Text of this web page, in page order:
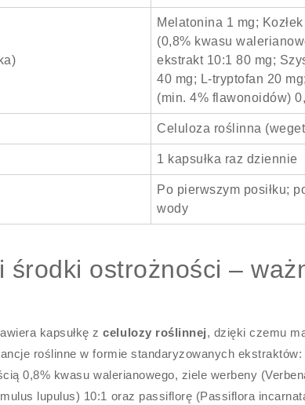
Melatonina 1 mg;
(0,8% kwasu
ekstrakt 10:1 80 mg;
40 mg; L-tryptofan 20
(min. 4% flawonoidów)
Celuloza roślinna
1 kapsułka raz dziennie
Po pierwszym posiłku;
wody
i środki ostrożności –
kapsułkę zcelulozy roślinnej, dzięki czemu
roślinne w formie standaryzowanych
0,8% kwasu walerianowego, ziele werbeny
lupulus) 10:1 oraz passiflorę (Passiflora